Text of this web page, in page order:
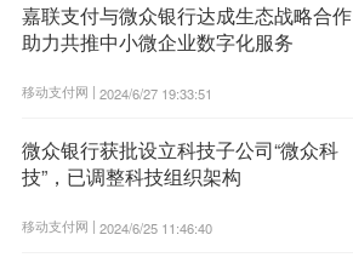
嘉联支付与微众银行达成生态战略合作
助力共推中小微企业数字化服务
移动支付网 | 2024/6/27 19:33:51
微众银行获批设立科技子公司“微众科
技”，已调整科技组织架构
移动支付网 | 2024/6/25 11:46:40